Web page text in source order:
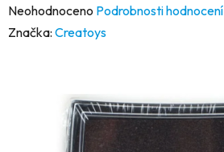
Průměrné
hodnocení
Neohodnoceno Podrobnosti hodnocení
Značka: Creatoys